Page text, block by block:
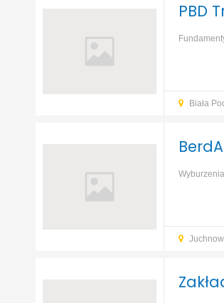
PBD
Biała
BerdA